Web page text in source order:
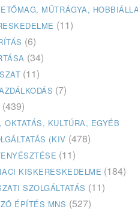
MŰTRÁGYA,
(11)
(6)
(34)
(11)
(7)
(439)
OKTATÁS, KULTÚRA, EGYÉB
(KIV (478)
(11)
KISKERESKEDELME (184)
SZOLGÁLTATÁS (11)
ÉPÍTÉS MNS (527)